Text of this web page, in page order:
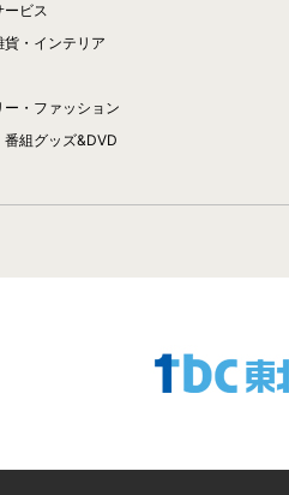
ービス
貨・インテリア
ー・ファッション
番組グッズ&DVD